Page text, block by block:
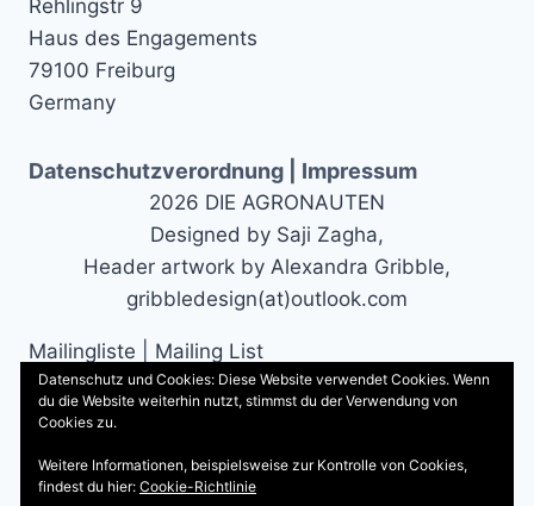
Rehlingstr 9
Haus des Engagements
79100 Freiburg
Germany
Datenschutzverordnung | Impressum
2026 DIE AGRONAUTEN
Designed by Saji Zagha,
Header artwork by Alexandra Gribble,
gribbledesign(at)outlook.com
Mailingliste | Mailing List
Abonnieren | Subscribe!
Datenschutz und Cookies: Diese Website verwendet Cookies. Wenn
du die Website weiterhin nutzt, stimmst du der Verwendung von
Cookies zu.
Weitere Informationen, beispielsweise zur Kontrolle von Cookies,
findest du hier: Cookie-Richtlinie